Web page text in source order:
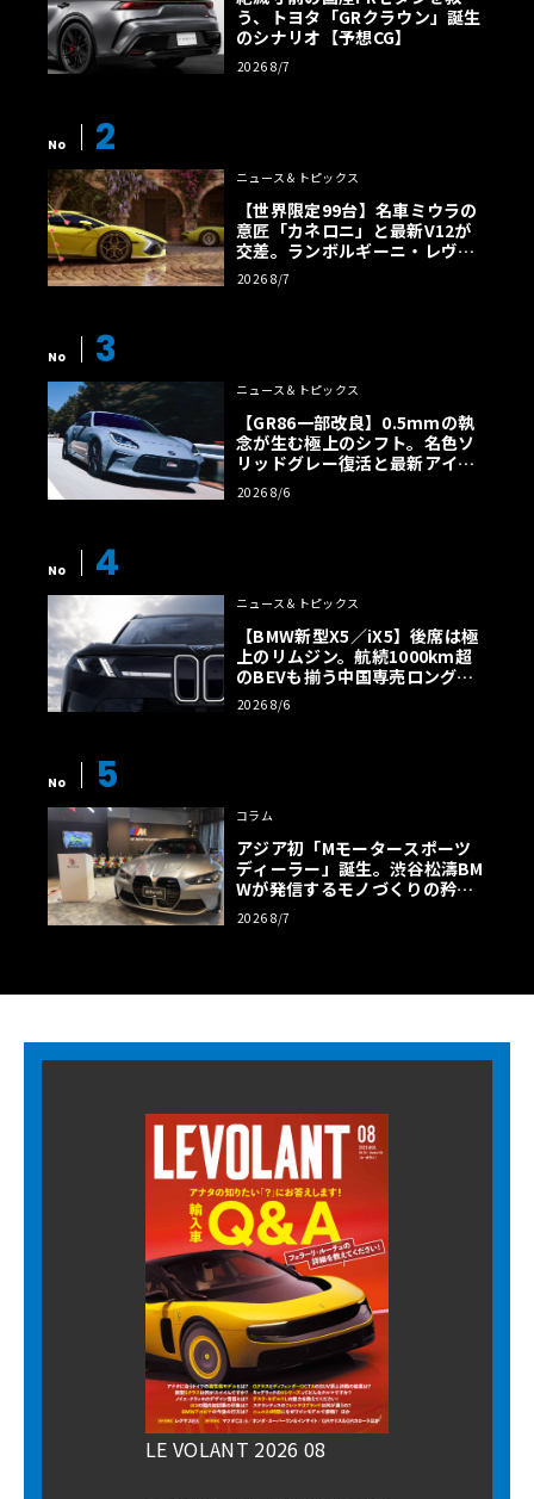
う、トヨタ「GRクラウン」誕生
のシナリオ【予想CG】
2026 8/7
No 2
ニュース＆トピックス
【世界限定99台】名車ミウラの
意匠「カネロニ」と最新V12が
交差。ランボルギーニ・レヴエ
ルトに60周年記念車が登場
2026 8/7
No 3
ニュース＆トピックス
【GR86一部改良】0.5mmの執
念が生む極上のシフト。名色ソ
リッドグレー復活と最新アイサ
イトでFRの極みへ
2026 8/6
No 4
ニュース＆トピックス
【BMW新型X5／iX5】後席は極
上のリムジン。航続1000km超
のBEVも揃う中国専売ロング仕
様の全貌
2026 8/6
No 5
コラム
アジア初「Mモータースポーツ
ディーラー」誕生。渋谷松濤BM
Wが発信するモノづくりの矜持
【木下隆之コラム】
2026 8/7
LE VOLANT 2026 08